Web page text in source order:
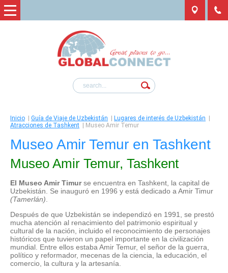
Inicio Guía de Viaje de Uzbekistán Lugares de interés de Uzbekistán
Atracciones de Tashkent
Museo Amir Temur
Museo Amir Temur en Tashkent
Museo Amir Temur, Tashkent
El Museo Amir Timurse encuentra en Tashkent, la capital de
Uzbekistán. Se inauguró en 1996 y está dedicado a Amir Timur
(Tamerlán)
Después de que Uzbekistán se independizó en 1991, se prestó
mucha atención al renacimiento del patrimonio espiritual y
cultural de la nación, incluido el reconocimiento de personajes
históricos que tuvieron un papel importante en la civilización
mundial. Entre ellos estaba Amir Temur, el señor de la guerra,
político y reformador, mecenas de la ciencia, la educación, el
comercio, la cultura y la artesanía.